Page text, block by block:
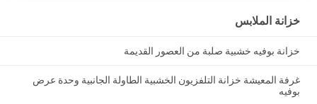
خزانة الملابس
خزانة بوفيه خشبية صلبة من العصور القديمة
غرفة المعيشة خزانة التلفزيون الخشبية الطاولة الجانبية وحدة عرض
بوفيه